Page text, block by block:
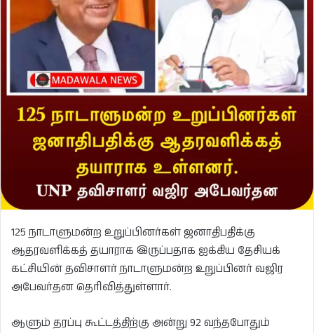
125 நாடாளுமன்ற உறுப்பினர்கள் ஜனாதிபதிக்கு
ஆதரவளிக்கத் தயாராக இருப்பதாக ஐக்கிய தேசியக்
கட்சியின் தவிசாளர் நாடாளுமன்ற உறுப்பினர் வஜிர
அபேவர்தன தெரிவித்துள்ளார்.
ஆளும் தரப்பு கூட்டத்திற்கு அன்று 92 வந்தபோதும்